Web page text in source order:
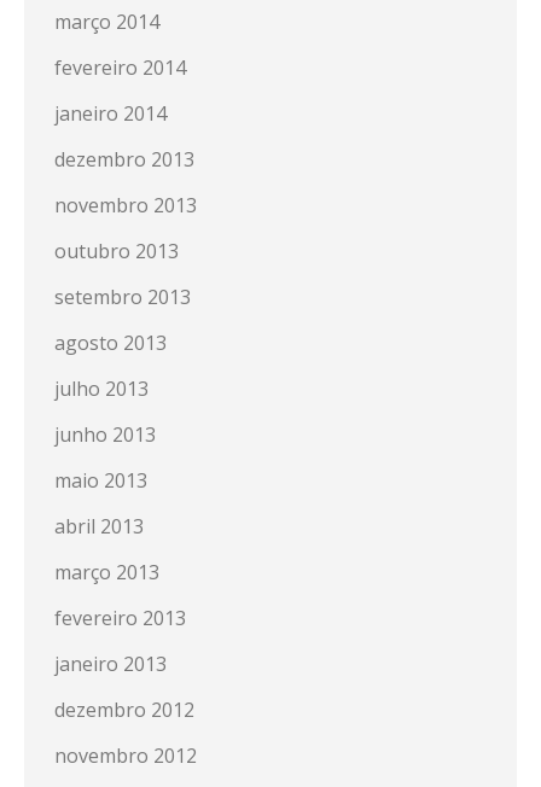
março 2014
fevereiro 2014
janeiro 2014
dezembro 2013
novembro 2013
outubro 2013
setembro 2013
agosto 2013
julho 2013
junho 2013
maio 2013
abril 2013
março 2013
fevereiro 2013
janeiro 2013
dezembro 2012
novembro 2012